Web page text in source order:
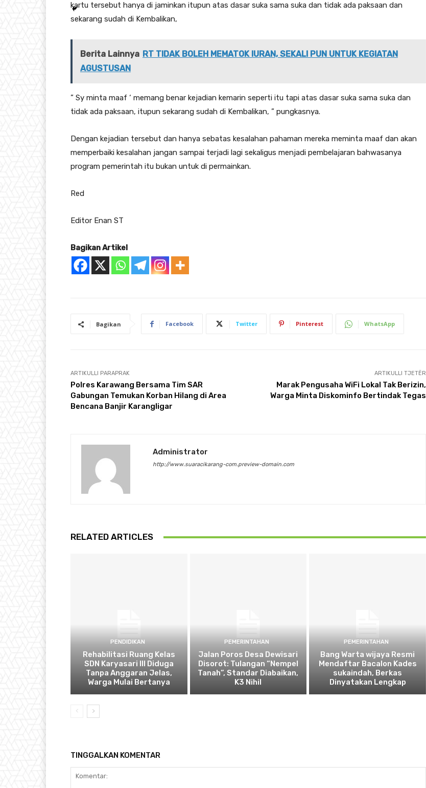
kartu tersebut hanya di jaminkan itupun atas dasar suka sama suka dan tidak ada paksaan dan
sekarang sudah di Kembalikan,
Berita Lainnya RT TIDAK BOLEH MEMATOK IURAN, SEKALI PUN UNTUK KEGIATAN
AGUSTUSAN
” Sy minta maaf ‘ memang benar kejadian kemarin seperti itu tapi atas dasar suka sama suka dan
tidak ada paksaan, itupun sekarang sudah di Kembalikan, ” pungkasnya.
Dengan kejadian tersebut dan hanya sebatas kesalahan pahaman mereka meminta maaf dan akan
memperbaiki kesalahan jangan sampai terjadi lagi sekaligus menjadi pembelajaran bahwasanya
program pemerintah itu bukan untuk di permainkan.
Red
Editor Enan ST
Bagikan Artikel
Bagikan Facebook Twitter Pinterest WhatsApp
ARTIKULLI PARAPRAK
Polres Karawang Bersama Tim SAR
Gabungan Temukan Korban Hilang di Area
Bencana Banjir Karangligar
ARTIKULLI TJETËR
Marak Pengusaha WiFi Lokal Tak Berizin,
Warga Minta Diskominfo Bertindak Tegas
Administrator
http://www.suaracikarang-com.preview-domain.com
RELATED ARTICLES
PENDIDIKAN
Rehabilitasi Ruang Kelas
SDN Karyasari III Diduga
Tanpa Anggaran Jelas,
Warga Mulai Bertanya
PEMERINTAHAN
Jalan Poros Desa Dewisari
Disorot: Tulangan “Nempel
Tanah”, Standar Diabaikan,
K3 Nihil
PEMERINTAHAN
Bang Warta wijaya Resmi
Mendaftar Bacalon Kades
sukaindah, Berkas
Dinyatakan Lengkap
TINGGALKAN KOMENTAR